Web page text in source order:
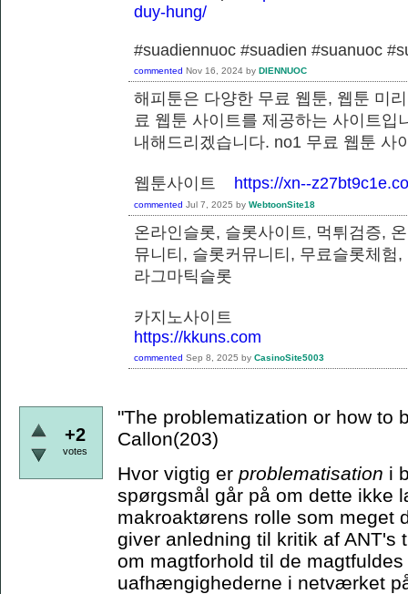
duy-hung/
#suadiennuoc #suadien #suanuoc
commented Nov 16, 2024 by DIENNUOC
해피툰은 다양한 무료 웹툰, 웹툰 미
료 웹툰 사이트를 제공하는 사이트
내해드리겠습니다. no1 무료 웹툰 사
웹툰사이트 https://xn--
commented Jul 7, 2025 by WebtoonSite18
온라인슬롯, 슬롯사이트, 먹튀검증,
뮤니티, 슬롯커뮤니티, 무료슬롯체험
라그마틱슬롯
카지노사이트
https://kkuns.com
commented Sep 8, 2025 by CasinoSite5003
+2
votes
"The problematization or how to
Callon(203)
Hvor vigtig er problematisation i
spørgsmål går på om dette ikke
makroaktørens rolle som meget
giver anledning til kritik af ANT's
om magtforhold til de
uafhængighederne i netværket